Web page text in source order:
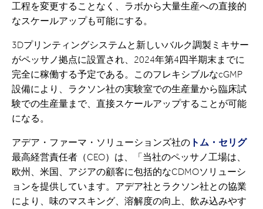
工程を変更することなく、ラボから大量生産への直接的
なスケールアップも可能にする。
3Dプリンティングシステムと新しいバルク調製ミキサー
がペッサノ拠点に設置され、2024年第4四半期末までに
完全に稼働する予定である。このフレキシブルなcGMP
設備により、ラクソン社の実験室での生産量から臨床試
験での生産量まで、直接スケールアップすることが可能
になる。
アデア・ファーマ・ソリューションズ社の トム・セリグ
最高経営責任者（CEO）は、「当社のペッサノ工場は、
欧州、米国、アジアの顧客に包括的なCDMOソリューシ
ョンを提供しています。アデア社とラクソン社との協業
により、味のマスキング、溶解度の向上、飲み込みやす